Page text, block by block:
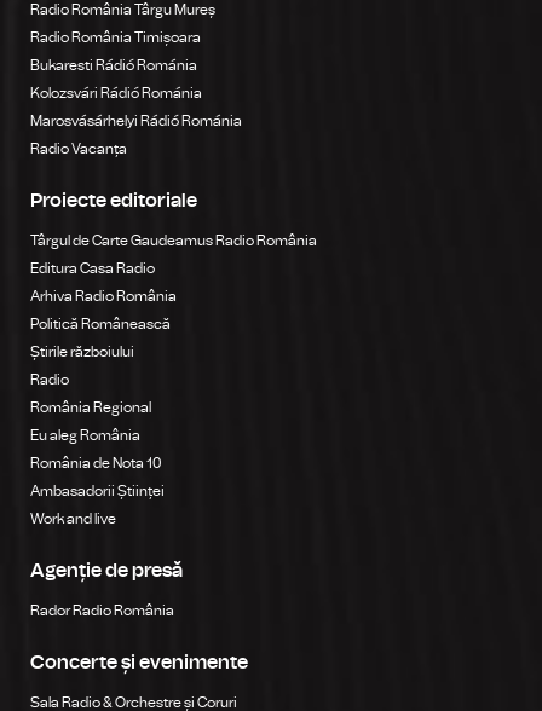
Radio România Târgu Mureș
Radio România Timișoara
Bukaresti Rádió Románia
Kolozsvári Rádió Románia
Marosvásárhelyi Rádió Románia
Radio Vacanța
Proiecte editoriale
Târgul de Carte Gaudeamus Radio România
Editura Casa Radio
Arhiva Radio România
Politică Românească
Știrile războiului
Radio
România Regional
Eu aleg România
România de Nota 10
Ambasadorii Științei
Work and live
Agenție de presă
Rador Radio România
Concerte și evenimente
Sala Radio & Orchestre și Coruri